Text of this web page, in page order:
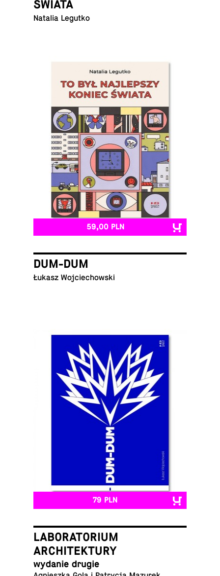
ŚWIATA
Natalia Legutko
59,00 PLN
DUM-DUM
Łukasz Wojciechowski
79 PLN
LABORATORIUM
ARCHITEKTURY
wydanie drugie